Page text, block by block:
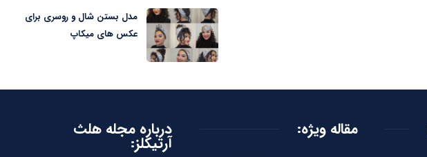
مدل بستن شال و روسری برای
عکس های میکاپ
مقاله ویژه: درباره مجله هلث
آرتیکلز: